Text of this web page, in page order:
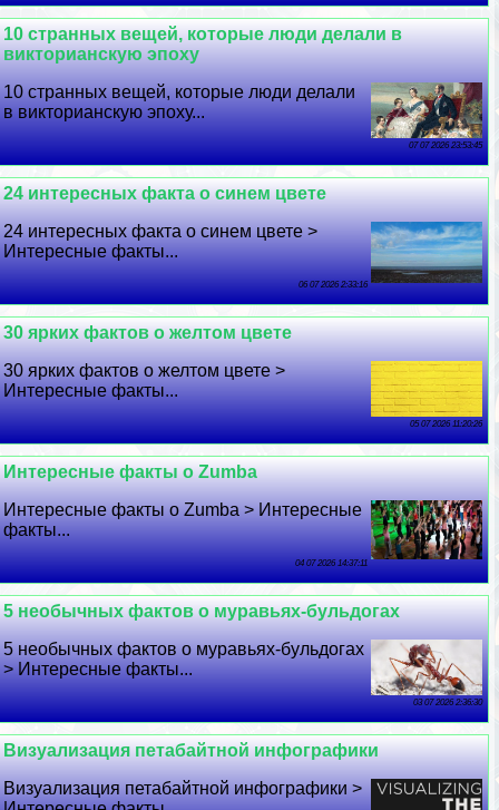
10 странных вещей, которые люди делали в
викторианскую эпоху
10 странных вещей, которые люди делали
в викторианскую эпоху...
07 07 2026 23:53:45
24 интересных факта о синем цвете
24 интересных факта о синем цвете >
Интересные факты...
06 07 2026 2:33:16
30 ярких фактов о желтом цвете
30 ярких фактов о желтом цвете >
Интересные факты...
05 07 2026 11:20:26
Интересные факты о Zumba
Интересные факты о Zumba > Интересные
факты...
04 07 2026 14:37:11
5 необычных фактов о муравьях-бульдогах
5 необычных фактов о муравьях-бульдогах
> Интересные факты...
03 07 2026 2:36:30
Визуализация петабайтной инфографики
Визуализация петабайтной инфографики >